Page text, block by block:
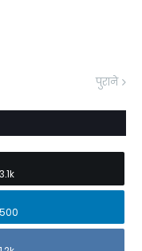
पुराने
3.1k
500